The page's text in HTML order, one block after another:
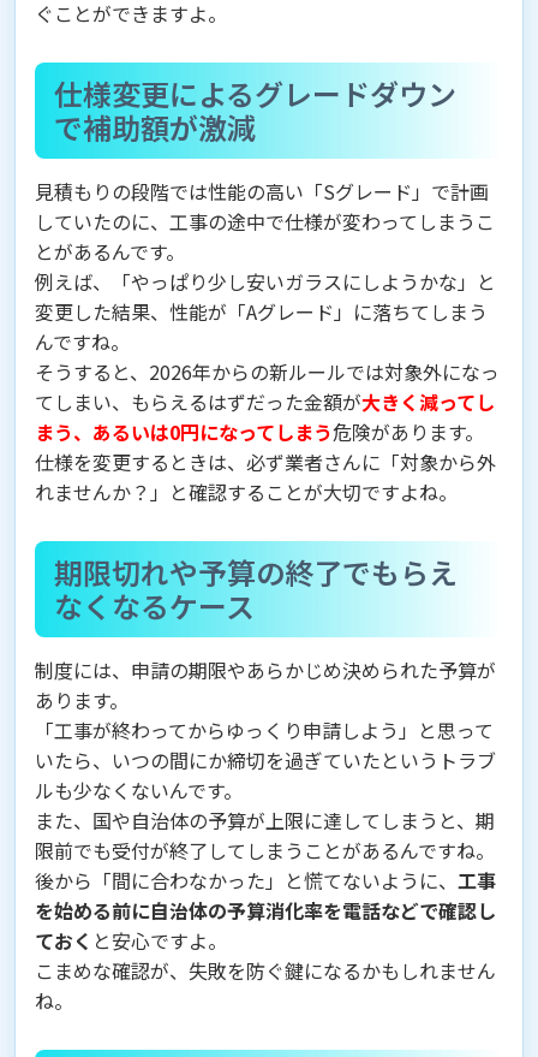
ぐことができますよ。
仕様変更によるグレードダウン
で補助額が激減
見積もりの段階では性能の高い「Sグレード」で計画
していたのに、工事の途中で仕様が変わってしまうこ
とがあるんです。
例えば、「やっぱり少し安いガラスにしようかな」と
変更した結果、性能が「Aグレード」に落ちてしまう
んですね。
そうすると、2026年からの新ルールでは対象外になっ
てしまい、もらえるはずだった金額が大きく減ってし
まう、あるいは0円になってしまう危険があります。
仕様を変更するときは、必ず業者さんに「対象から外
れませんか？」と確認することが大切ですよね。
期限切れや予算の終了でもらえ
なくなるケース
制度には、申請の期限やあらかじめ決められた予算が
あります。
「工事が終わってからゆっくり申請しよう」と思って
いたら、いつの間にか締切を過ぎていたというトラブ
ルも少なくないんです。
また、国や自治体の予算が上限に達してしまうと、期
限前でも受付が終了してしまうことがあるんですね。
後から「間に合わなかった」と慌てないように、 工事
を始める前に自治体の予算消化率を電話などで確認し
ておく と安心ですよ。
こまめな確認が、失敗を防ぐ鍵になるかもしれません
ね。